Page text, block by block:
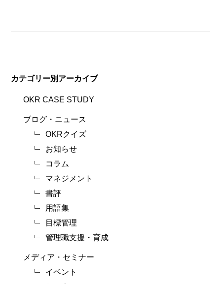
カテゴリー別アーカイブ
OKR CASE STUDY
ブログ・ニュース
OKRクイズ
お知らせ
コラム
マネジメント
書評
用語集
目標管理
管理職支援・育成
メディア・セミナー
イベント